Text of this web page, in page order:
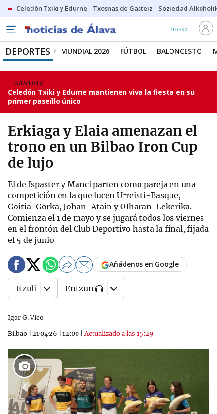
Celedón Txiki y Edurne Txosnas de Gasteiz Soziedad
Kiosko
DEPORTES MUNDIAL 2026 FÚTBOL BALONCESTO
GASTEIZ
Celedón Txiki y Edurne mantienen viva la fiesta en su
primer paseíllo único
Erkiaga y Elaia amenazan el
trono en un Bilbao Iron Cup
de lujo
El de Ispaster y Manci parten como pareja en una
competición en la que lucen Urreisti-Basque,
Goitia-Gorka, Johan-Atain y OIharan-Lekerika.
Comienza el 1 de mayo y se jugará todos los viernes
en el frontón del Club Deportivo hasta la final, fijada
el 5 de junio
Igor G. Vico
Bilbao
21·04·26 12:00 |Actualizado a las 15:29
Añádenos en Google
Itzuli Entzun
4